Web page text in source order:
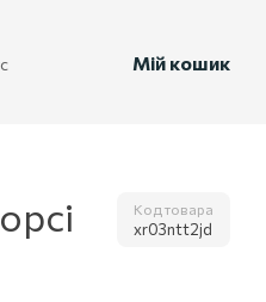
Мій кошик
Код товара
xr03ntt2jd